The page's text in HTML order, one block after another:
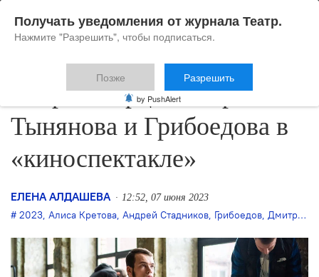
Пётр Скворцов сыграет
Тынянова и Грибоедова в
«киноспектакле»
ЕЛЕНА АЛДАШЕВА 12:52, 07 июня 2023
2023, Алиса Кретова, Андрей Стадников, Грибоедов, Дмитрий Власик
Получать уведомления от журнала Театр.
Нажмите "Разрешить", чтобы подписаться.
Позже Разрешить
by PushAlert